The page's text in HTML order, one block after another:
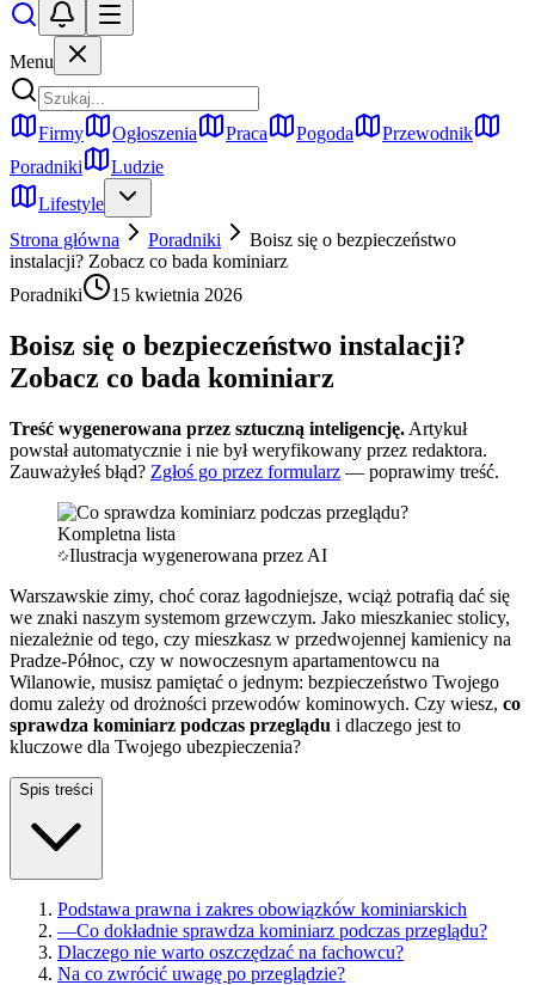
Menu
Firmy Ogłoszenia Praca Pogoda
Przewodnik
Poradniki
Ludzie
Lifestyle
Strona główna
Poradniki
Boisz się o bezpieczeństwo
instalacji? Zobacz co bada kominiarz
Poradniki
15 kwietnia 2026
Boisz się o bezpieczeństwo instalacji?
Zobacz co bada kominiarz
Treść wygenerowana przez sztuczną inteligencję. Artykuł
powstał automatycznie i nie był weryfikowany przez redaktora.
Zauważyłeś błąd? Zgłoś go przez formularz — poprawimy treść.
Ilustracja wygenerowana przez AI
Warszawskie zimy, choć coraz łagodniejsze, wciąż potrafią dać się
we znaki naszym systemom grzewczym. Jako mieszkaniec stolicy,
niezależnie od tego, czy mieszkasz w przedwojennej kamienicy na
Pradze-Północ, czy w nowoczesnym apartamentowcu na
Wilanowie, musisz pamiętać o jednym: bezpieczeństwo Twojego
domu zależy od drożności przewodów kominowych. Czy wiesz, co
sprawdza kominiarz podczas przeglądu i dlaczego jest to
kluczowe dla Twojego ubezpieczenia?
Spis treści
Podstawa prawna i zakres obowiązków kominiarskich
—Co dokładnie sprawdza kominiarz podczas przeglądu?
Dlaczego nie warto oszczędzać na fachowcu?
Na co zwrócić uwagę po przeglądzie?